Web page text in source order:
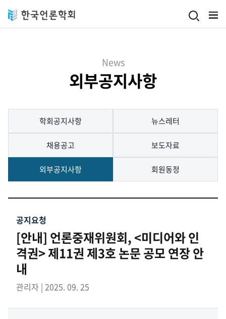
News
외부공지사항
학회공지사항 뉴스레터
채용공고 보도자료
외부공지사항 회원동정
공지요청
[안내] 언론중재위원회, <미디어와 인
격권> 제11권 제3호 논문 공모 연장 안
내
관리자 | 2025. 09. 25